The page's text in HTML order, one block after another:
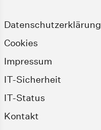
Datenschutzerklärung
Cookies
Impressum
IT-Sicherheit
IT-Status
Kontakt